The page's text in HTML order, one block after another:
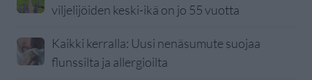
viljelijöiden keski-ikä on jo 55 vuotta
Kaikki kerralla: Uusi nenäsumute suojaa
flunssilta ja allergioilta